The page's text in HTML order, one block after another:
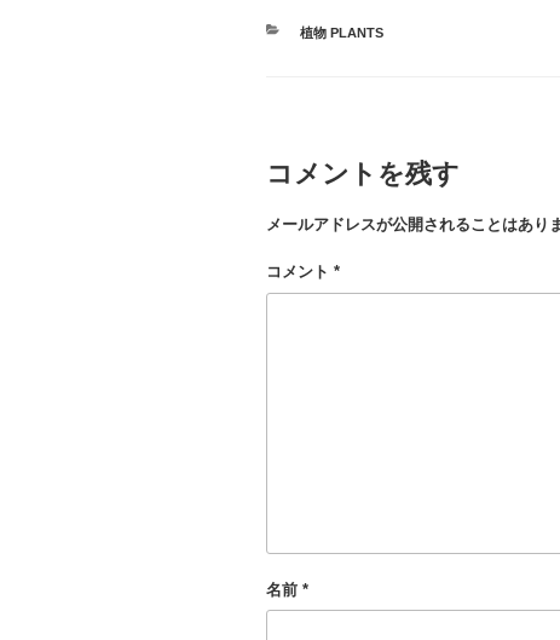
カ
植物 PLANTS
コメントを残す
メールアドレスが公開されることはあり
コメント *
名前 *